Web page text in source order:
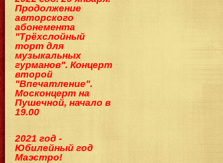
Продолжение
авторского
абонемента
"Трёхслойный
торт для
музыкальных
гурманов". Концерт
второй
"Впечатление".
Москонцерт на
Пушечной, начало в
19.00
2021 год -
Юбилейный год
Маэстро!